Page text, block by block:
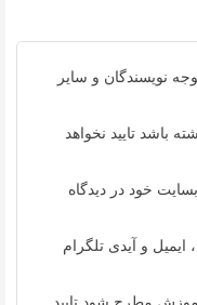
نویسندگان و سایر
باشد تایید نخواهد
خود در دیدگاه
ایمیل و آیدی تلگرام